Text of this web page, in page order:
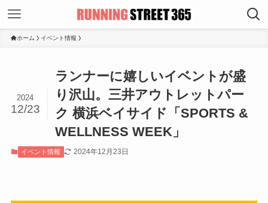
ホーム イベント情報
ランナーに嬉しいイベントが盛
り沢山。三井アウトレットパー
ク 横浜ベイサイド「SPORTS &
WELLNESS WEEK」
2024
12/23
イベント情報 2024年12月23日